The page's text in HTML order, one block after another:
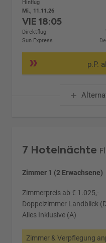
Hinflug
Mi., 11.11.26
VIE18:05
Direktflug
Sun Express
p.P.
7 Hotelnächte
Zimmer 1 (2 Erwachsene)
Zimmerpreis ab € 1.025,-
Doppelzimmer Landblick
Alles Inklusive (A)
Zimmer & Verpflegung